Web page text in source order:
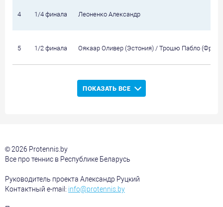
4 1/4 финала Леоненко Александр
5 1/2 финала Оякаар Оливер (Эстония) / Трошю Пабло
ПОКАЗАТЬ ВСЕ
© 2026 Protennis.by
Все про теннис в Республике Беларусь
Руководитель проекта Александр Руцкий
Контактный e-mail: info@protennis.by